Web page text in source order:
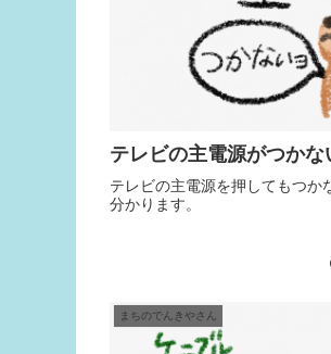
テレビの主電源がつか
テレビの主電源を押してもつか
分かります。
まちのでんきやさん